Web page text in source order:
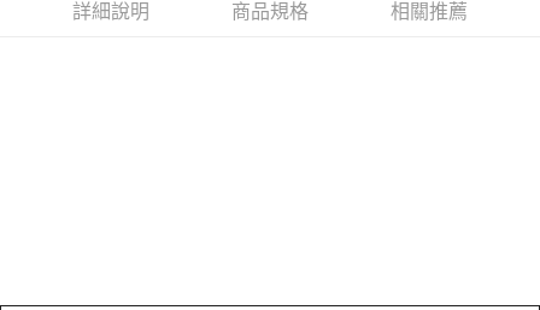
付款後7-11取貨［需3-5個工作天不含預購商品］
詳細說明 商品規格 相關推薦